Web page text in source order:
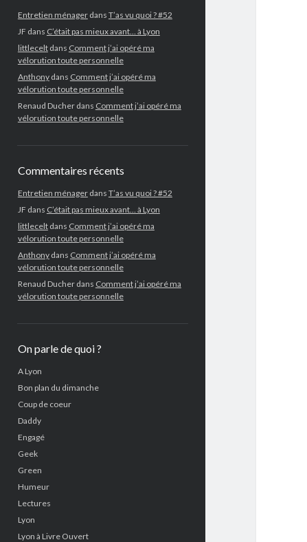
Entretien ménagerdans T’as vu quoi ? #52
JF dans C’était pas mieux avant… à Lyon
littleceltdans Comment j’ai opéré ma
vélorution toute personnelle
Anthonydans Comment j’ai opéré ma
vélorution toute personnelle
Renaud Ducherdans Comment j’ai opéré ma
vélorution toute personnelle
Commentaires récents
Entretien ménagerdans T’as vu quoi ? #52
JF dans C’était pas mieux avant… à Lyon
littleceltdans Comment j’ai opéré ma
vélorution toute personnelle
Anthonydans Comment j’ai opéré ma
vélorution toute personnelle
Renaud Ducherdans Comment j’ai opéré ma
vélorution toute personnelle
On parle de quoi ?
A Lyon
Bon plan du dimanche
Coup de coeur
Daddy
Engagé
Geek
Green
Humeur
Lectures
Lyon
Lyon à Livre Ouvert